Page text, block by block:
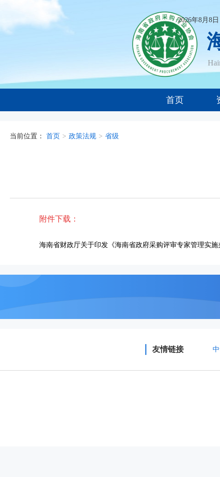
2026年8月8
首页
当前位置： 首页 > 政策法规 > 省级
附件下载：
海南省财政厅关于印发《海南省政府采购评审专家管理实
友情链接